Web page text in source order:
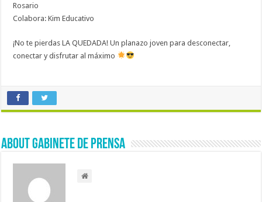
Rosario
Colabora: Kim Educativo
¡No te pierdas LA QUEDADA! Un planazo joven para desconectar,
conectar y disfrutar al máximo
About Gabinete de Prensa